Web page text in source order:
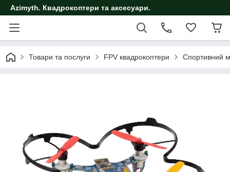
Azimyth. Квадрокоптери та аксесуари.
Товари та послуги FPV квадрокоптери Спортивний